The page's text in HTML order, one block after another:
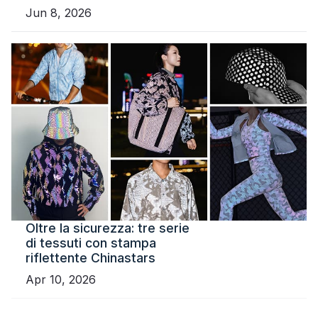
Jun 8, 2026
Oltre la sicurezza: tre serie
di tessuti con stampa
riflettente Chinastars
Apr 10, 2026